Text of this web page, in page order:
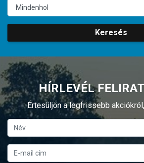
Keresés
HÍRLEVÉL
Értesüljön a legfrissebb